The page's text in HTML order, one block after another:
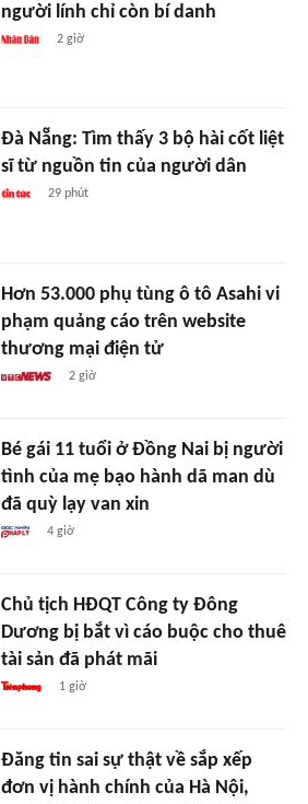
người lính chỉ còn bí danh
2 giờ
Đà Nẵng: Tìm thấy 3 bộ hài cốt liệt
sĩ từ nguồn tin của người dân
29 phút
Hơn 53.000 phụ tùng ô tô Asahi vi
phạm quảng cáo trên website
thương mại điện tử
2 giờ
Bé gái 11 tuổi ở Đồng Nai bị người
tình của mẹ bạo hành dã man dù
đã quỳ lạy van xin
4 giờ
Chủ tịch HĐQT Công ty Đông
Dương bị bắt vì cáo buộc cho thuê
tài sản đã phát mãi
1 giờ
Đăng tin sai sự thật về sắp xếp
đơn vị hành chính của Hà Nội,